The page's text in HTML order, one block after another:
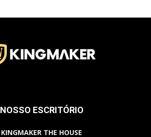
NOSSO ESCRITÓRIO
KINGMAKER THE HOUSE